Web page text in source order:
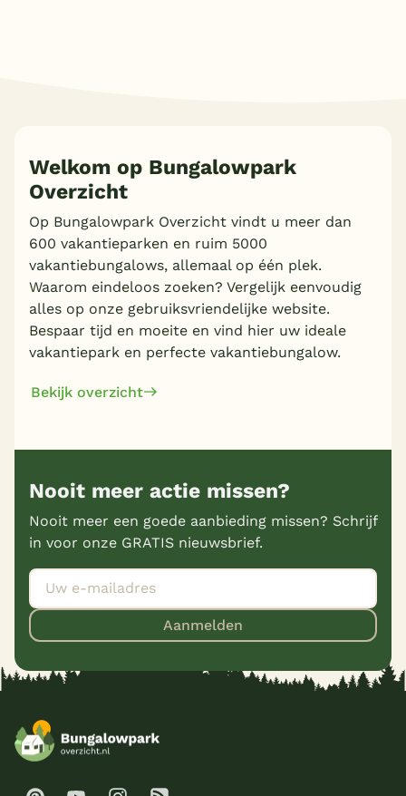
Veluwe
Duitsland
België
Blog
Onze e-boeken
Welkom op Bungalowpark
Overzicht
Op Bungalowpark Overzicht vindt u meer dan
600 vakantieparken en ruim 5000
vakantiebungalows, allemaal op één plek.
Waarom eindeloos zoeken? Vergelijk eenvoudig
alles op onze gebruiksvriendelijke website.
Bespaar tijd en moeite en vind hier uw ideale
vakantiepark en perfecte vakantiebungalow.
Bekijk overzicht
Nooit meer actie missen?
Nooit meer een goede aanbieding missen? Schrijf
in voor onze GRATIS nieuwsbrief.
Aanmelden